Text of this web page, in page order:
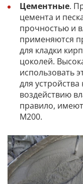
Цементные.
цемента и
прочностью и
применяются
для кладки
цоколей.
использовать
для
воздействию
правило,
М200.